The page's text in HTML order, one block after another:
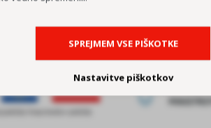
SPREJMEM VSE PIŠKOTKE
Nastavitve piškotkov